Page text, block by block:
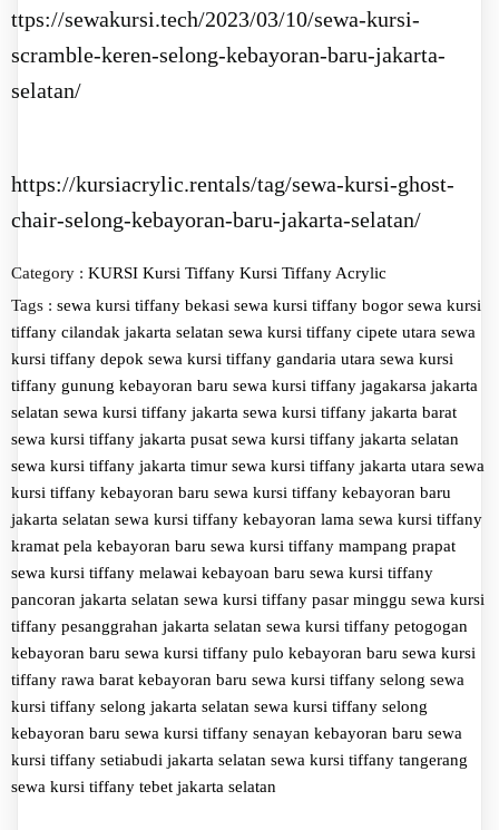
ttps://sewakursi.tech/2023/03/10/sewa-kursi-
scramble-keren-selong-kebayoran-baru-jakarta-
selatan/
https://kursiacrylic.rentals/tag/sewa-kursi-ghost-
chair-selong-kebayoran-baru-jakarta-selatan/
Category : KURSI Kursi Tiffany Kursi Tiffany Acrylic
Tags : sewa kursi tiffany bekasi sewa kursi tiffany bogor sewa kursi
tiffany cilandak jakarta selatan sewa kursi tiffany cipete utara sewa
kursi tiffany depok sewa kursi tiffany gandaria utara sewa kursi
tiffany gunung kebayoran baru sewa kursi tiffany jagakarsa jakarta
selatan sewa kursi tiffany jakarta sewa kursi tiffany jakarta barat
sewa kursi tiffany jakarta pusat sewa kursi tiffany jakarta selatan
sewa kursi tiffany jakarta timur sewa kursi tiffany jakarta utara sewa
kursi tiffany kebayoran baru sewa kursi tiffany kebayoran baru
jakarta selatan sewa kursi tiffany kebayoran lama sewa kursi tiffany
kramat pela kebayoran baru sewa kursi tiffany mampang prapat
sewa kursi tiffany melawai kebayoan baru sewa kursi tiffany
pancoran jakarta selatan sewa kursi tiffany pasar minggu sewa kursi
tiffany pesanggrahan jakarta selatan sewa kursi tiffany petogogan
kebayoran baru sewa kursi tiffany pulo kebayoran baru sewa kursi
tiffany rawa barat kebayoran baru sewa kursi tiffany selong sewa
kursi tiffany selong jakarta selatan sewa kursi tiffany selong
kebayoran baru sewa kursi tiffany senayan kebayoran baru sewa
kursi tiffany setiabudi jakarta selatan sewa kursi tiffany tangerang
sewa kursi tiffany tebet jakarta selatan